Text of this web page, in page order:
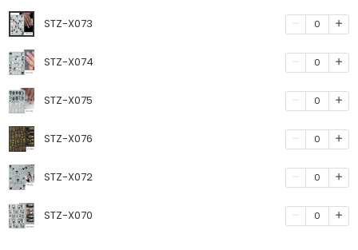
STZ-X073 0
STZ-X074 0
STZ-X075 0
STZ-X076 0
STZ-X072 0
STZ-X070 0